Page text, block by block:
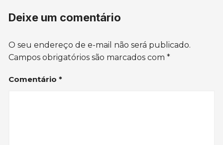
Deixe um comentário
O seu endereço de e-mail não será publicado.
Campos obrigatórios são marcados com*
Comentário*